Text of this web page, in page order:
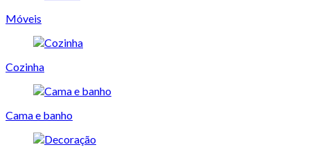
Móveis
Cozinha
Cama e banho